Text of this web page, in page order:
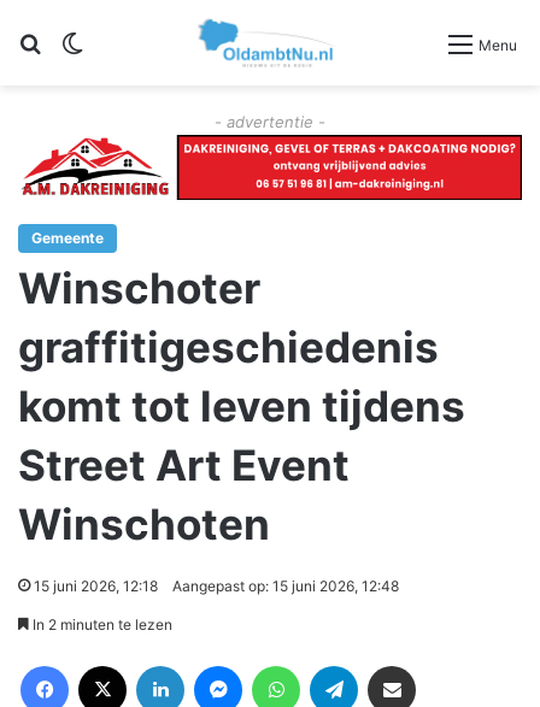
Zoeken Menu
- advertentie -
Gemeente
Winschoter
graffitigeschiedenis
komt tot leven tijdens
Street Art Event
Winschoten
15 juni 2026, 12:18 Aangepast op: 15 juni 2026, 12:48
In 2 minuten te lezen